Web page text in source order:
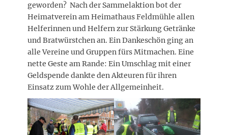
geworden? Nach der Sammelaktion bot der
Heimatverein am Heimathaus Feldmühle allen
Helferinnen und Helfern zur Stärkung Getränke
und Bratwürstchen an. Ein Dankeschön ging an
alle Vereine und Gruppen fürs Mitmachen. Eine
nette Geste am Rande: Ein Umschlag mit einer
Geldspende dankte den Akteuren für ihren
Einsatz zum Wohle der Allgemeinheit.